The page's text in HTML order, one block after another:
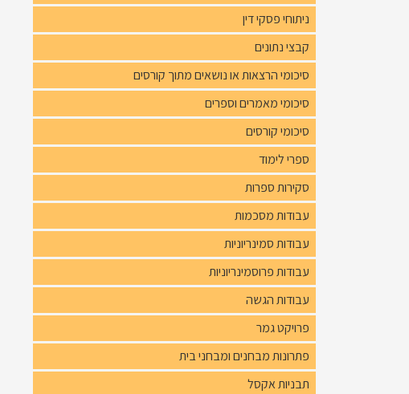
ניתוחי פסקי דין
קבצי נתונים
סיכומי הרצאות או נושאים מתוך קורסים
סיכומי מאמרים וספרים
סיכומי קורסים
ספרי לימוד
סקירות ספרות
עבודות מסכמות
עבודות סמינריוניות
עבודות פרוסמינריוניות
עבודות הגשה
פרויקט גמר
פתרונות מבחנים ומבחני בית
תבניות אקסל